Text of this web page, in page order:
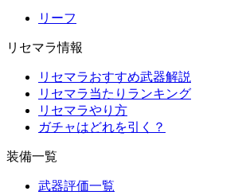
リーフ
リセマラ情報
リセマラおすすめ武器解説
リセマラ当たりランキング
リセマラやり方
ガチャはどれを引く？
装備一覧
武器評価一覧